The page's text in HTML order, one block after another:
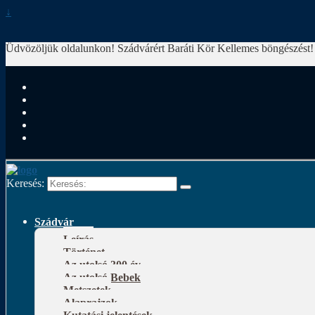
↓
Üdvözöljük oldalunkon! Szádvárért Baráti Kör Kellemes
Keresés:
Szádvár
Leírás
Történet
Az utolsó 300 év
Az utolsó Bebek
Metszetek
Alaprajzok